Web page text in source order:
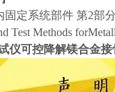
定系统部件 第2部
Test Methods
仪可控降解镁合金